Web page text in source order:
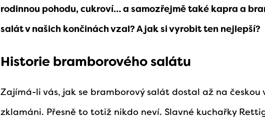
rodinnou pohodu, cukroví… a samozřejmě také kapra a
salát v našich končinách vzal? A jak si vyrobit ten nejlepší?
Historie bramborového salátu
Zajímá-li vás, jak se bramborový salát dostal až na
zklamáni. Přesně to totiž nikdo neví. Slavné kuchařky